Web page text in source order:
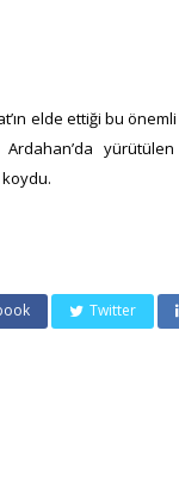
elde ettiği bu
Ardahan’da
koydu.
Twitter